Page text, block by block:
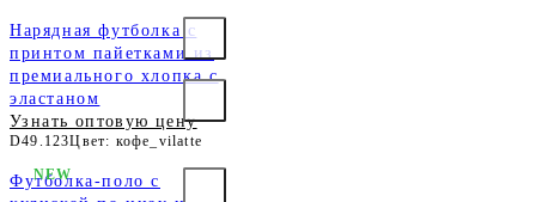
Нарядная футболка с
принтом пайетками из
премиального хлопка с
эластаном
Узнать оптовую цену
D49.123Цвет: кофе_vilatte
Футболка-поло с
NEW